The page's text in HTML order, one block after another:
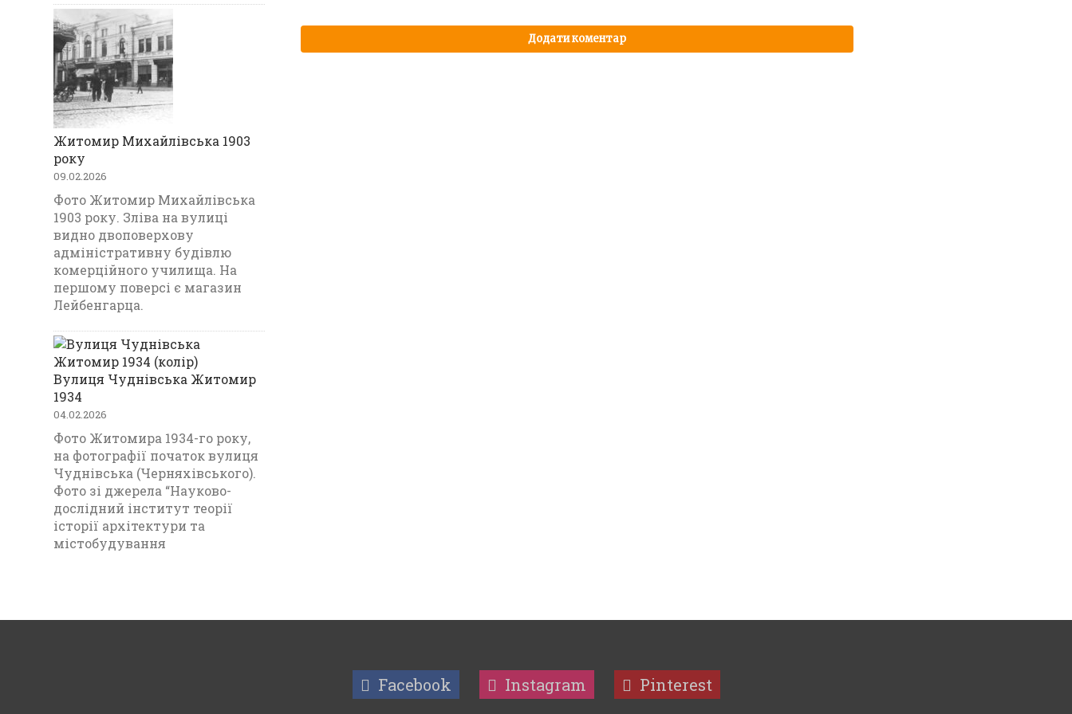
Житомир Михайлівська 1903
року
09.02.2026
Фото Житомир Михайлівська
1903 року. Зліва на вулиці
видно двоповерхову
адміністративну будівлю
комерційного училища. На
першому поверсі є магазин
Лейбенгарца.
Вулиця Чуднівська Житомир
1934
04.02.2026
Фото Житомира 1934-го року,
на фотографії початок вулиця
Чуднівська (Черняхівського).
Фото зі джерела “Науково-
дослідний інститут теорії
історії архітектури та
містобудування
Facebook Instagram Pinterest